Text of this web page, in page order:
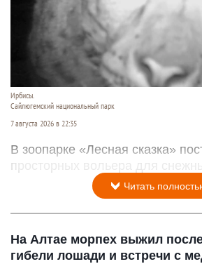
Ирбисы.
Сайлюгемский национальный парк
7 августа 2026 в 22:35
В зоопарке «Лесная сказка»
просторных вольера для
Читать
На Алтае морпех выжил
гибели лошади и встречи с